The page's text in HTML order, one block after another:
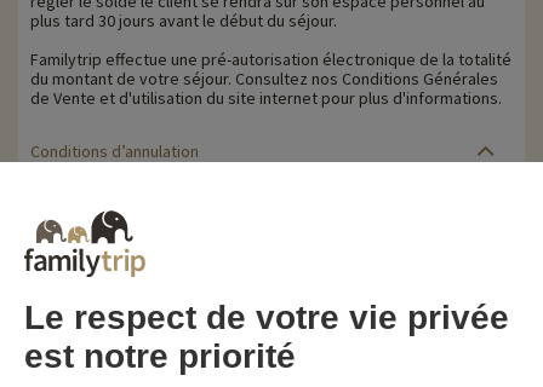
plus tard 30 jours avant le début du séjour.
Familytrip effectue une pré-autorisation électronique de la totalité
du montant de votre séjour. Consultez nos Conditions Générales
de Vente et d'utilisation du site internet pour plus d'informations.
Conditions d’annulation
début du séjour. Le client reçoit un rappel de paiement du solde
de la réservation par e-mail 35 jours avant le début du séjour.
Les pénalités d'annulation sont calculées sur la base du barème
suivant :
• Annulation 30 jours ou plus avant la date de début du séjour :
acompte conservé
• Annulation moins de 30 jours avant la date de début du séjour :
100 % du prix du séjour
Le respect de votre vie privée
est notre priorité